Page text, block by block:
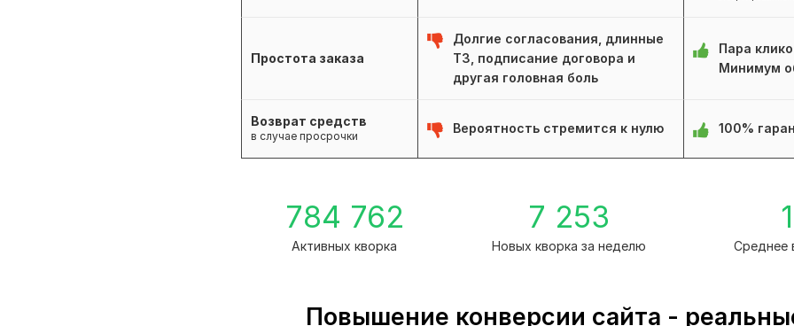
Простота заказа
Долгие согласования, длинные
ТЗ, подписание договора и
другая головная боль
Пара
Минимум
Возврат средств
в случае просрочки
Вероятность стремится к нулю 100%
784 762
Активных кворка
7 253
Новых кворка за неделю
1
Среднее
Повышение конверсии сайта -